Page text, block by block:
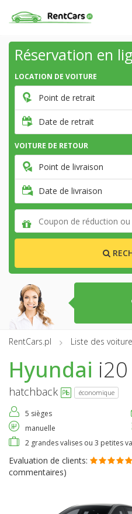
Réservation en
LOCATION DE VOITURE
Point de retrait
Date de retrait
VOITURE DE RETOUR
Point de livraison
Date de livraison
RentCars.pl Liste des
Hyundai i20
hatchback économique
5 sièges
manuelle
2 grandes valises ou 3 petites
Evaluation de clients:
commentaires)